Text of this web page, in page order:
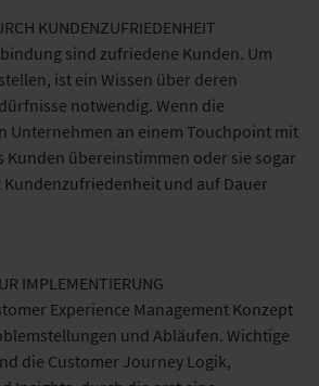
KUNDENZUFRIEDENHEIT
sind zufriedene Kunden. Um
ist ein Wissen über deren
notwendig. Wenn die
Unternehmen an einem Touchpoint mit
Kunden übereinstimmen oder sie sogar
und auf Dauer
IMPLEMENTIERUNG
Experience Management Konzept
und Abläufen. Wichtige
die Customer Journey Logik,